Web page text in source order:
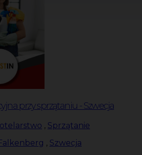
przy sprzątaniu - Szwecja
, Sprzątanie
, Szwecja